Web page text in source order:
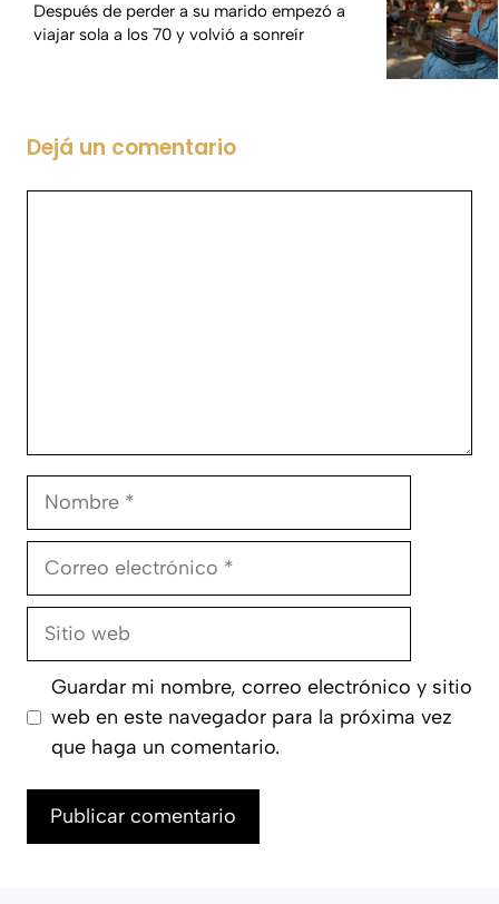
Después de perder a su marido empezó a
viajar sola a los 70 y volvió a sonreír
Dejá un comentario
Nombre
Correo
Sitio
Guardar mi nombre, correo electrónico y sitio
web en este navegador para la próxima vez
que haga un comentario.